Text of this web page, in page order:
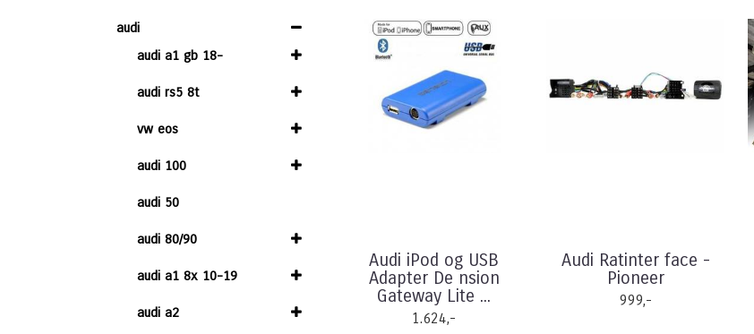
audi
audi a1 gb 18-
audi rs5 8t
vw eos
audi 100
audi 50
audi 80/90
audi a1 8x 10-19
audi a2
Audi iPod og USB
Adapter De nsion
Gateway Lite ...
1.624,-
Audi Ratinter face -
Pioneer
999,-